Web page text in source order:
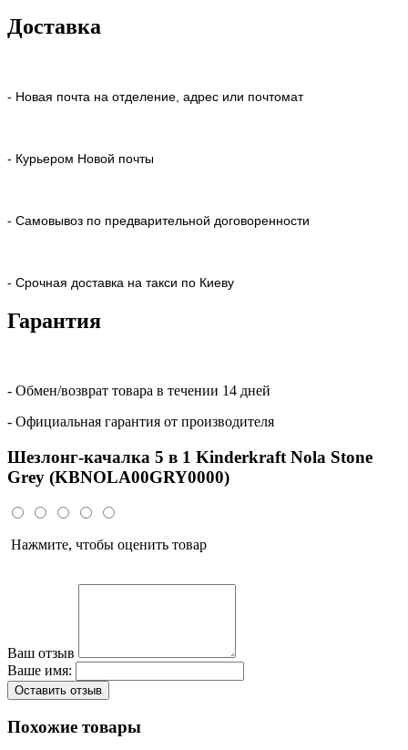
Доставка
- Новая почта на отделение, адрес или почтомат
- Курьером Новой почты
- Самовывоз по предварительной договоренности
- Срочная доставка на такси по Киеву
Гарантия
- Обмен/возврат товара в течении 14 дней
- Официальная гарантия от производителя
Шезлонг-качалка 5 в 1 Kinderkraft Nola Stone
Grey (KBNOLA00GRY0000)
Нажмите, чтобы оценить товар
Ваш отзыв
Ваше имя:
Оставить отзыв
Похожие товары